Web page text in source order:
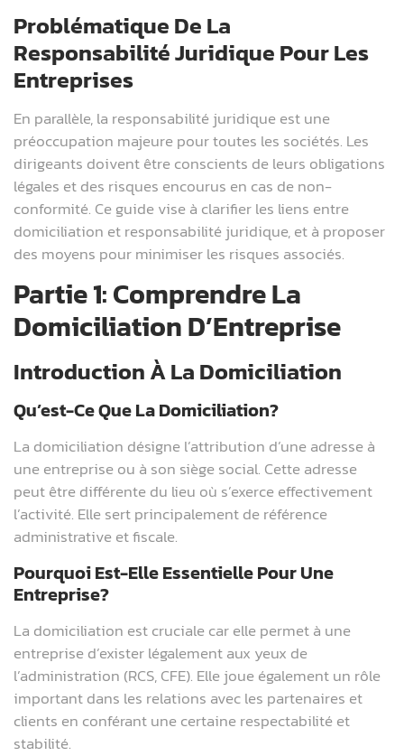
Problématique De La
Responsabilité Juridique Pour Les
Entreprises
En parallèle, la responsabilité juridique est une
préoccupation majeure pour toutes les sociétés. Les
dirigeants doivent être conscients de leurs obligations
légales et des risques encourus en cas de non-
conformité. Ce guide vise à clarifier les liens entre
domiciliation et responsabilité juridique, et à proposer
des moyens pour minimiser les risques associés.
Partie 1: Comprendre La
Domiciliation D’Entreprise
Introduction À La Domiciliation
Qu’est-Ce Que La Domiciliation?
La domiciliation désigne l’attribution d’une adresse à
une entreprise ou à son siège social. Cette adresse
peut être différente du lieu où s’exerce effectivement
l’activité. Elle sert principalement de référence
administrative et fiscale.
Pourquoi Est-Elle Essentielle Pour Une
Entreprise?
La domiciliation est cruciale car elle permet à une
entreprise d’exister légalement aux yeux de
l’administration (RCS, CFE). Elle joue également un rôle
important dans les relations avec les partenaires et
clients en conférant une certaine respectabilité et
stabilité.